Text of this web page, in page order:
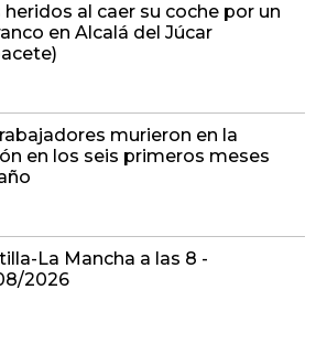
heridos al caer su coche por un
en Alcalá del Júcar
murieron en la
en los seis primeros meses
La Mancha a las 8 -
2026